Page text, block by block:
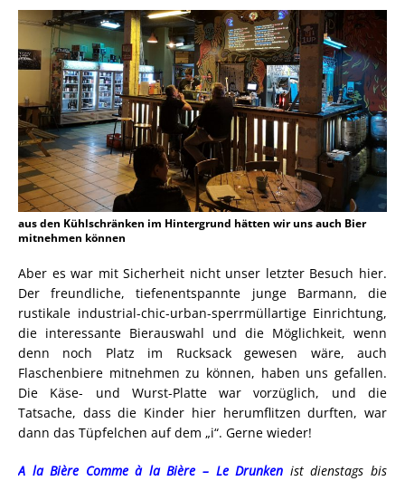
aus den Kühlschränken im Hintergrund hätten wir uns auch Bier
mitnehmen können
Aber es war mit Sicherheit nicht unser letzter Besuch hier.
Der freundliche, tiefenentspannte junge Barmann, die
rustikale industrial-chic-urban-sperrmüllartige Einrichtung,
die interessante Bierauswahl und die Möglichkeit, wenn
denn noch Platz im Rucksack gewesen wäre, auch
Flaschenbiere mitnehmen zu können, haben uns gefallen.
Die Käse- und Wurst-Platte war vorzüglich, und die
Tatsache, dass die Kinder hier herumflitzen durften, war
dann das Tüpfelchen auf dem „i“. Gerne wieder!
A la Bière Comme à la Bière – Le Drunken ist dienstags bis